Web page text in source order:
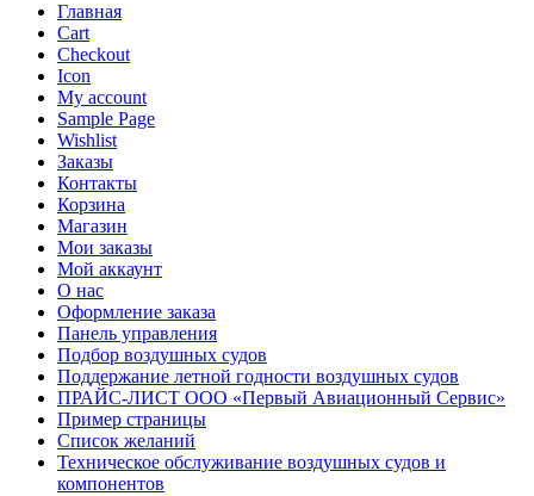
Главная
Cart
Checkout
Icon
My account
Sample Page
Wishlist
Заказы
Контакты
Корзина
Магазин
Мои заказы
Мой аккаунт
О нас
Оформление заказа
Панель управления
Подбор воздушных судов
Поддержание летной годности воздушных судов
ПРАЙС-ЛИСТ ООО «Первый Авиационный Сервис»
Пример страницы
Список желаний
Техническое обслуживание воздушных судов и
компонентов